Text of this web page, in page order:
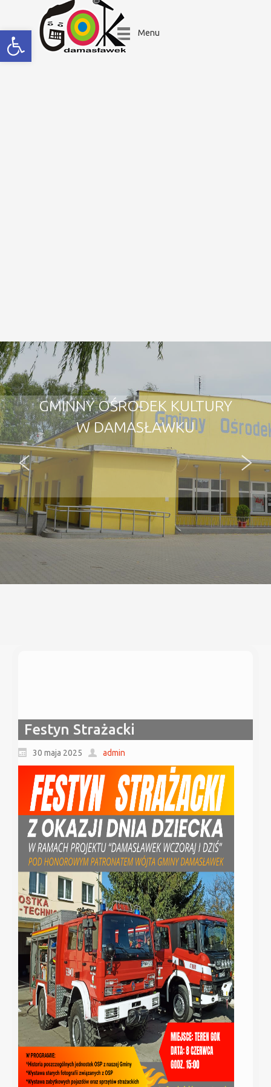
Open toolbar Menu
GMINNY OŚRODEK KULTURY
W DAMASŁAWKU
Festyn Strażacki
30 maja 2025 admin